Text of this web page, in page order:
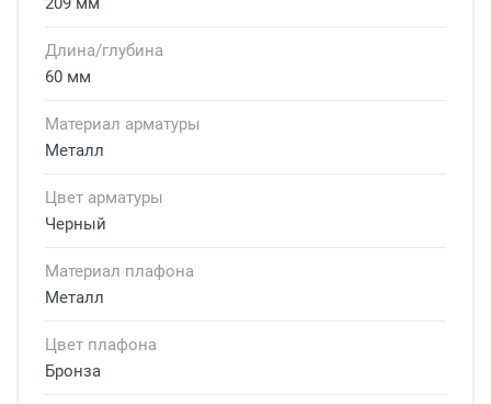
Длина/глубина
60 мм
Материал арматуры
Металл
Цвет арматуры
Черный
Материал плафона
Металл
Цвет плафона
Бронза